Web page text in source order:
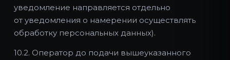
уведомление направляется отдельно
от уведомления о намерении осуществлять
обработку персональных данных).
10.2. Оператор до подачи вышеуказанного